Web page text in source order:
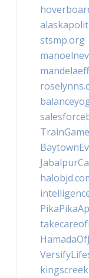
stsmp.org